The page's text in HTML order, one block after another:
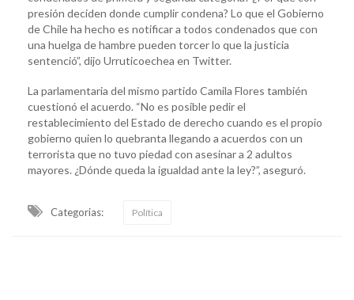
presión deciden donde cumplir condena? Lo que el Gobierno
de Chile ha hecho es notificar a todos condenados que con
una huelga de hambre pueden torcer lo que la justicia
sentenció”, dijo Urruticoechea en Twitter.
La parlamentaria del mismo partido Camila Flores también
cuestionó el acuerdo. “No es posible pedir el
restablecimiento del Estado de derecho cuando es el propio
gobierno quien lo quebranta llegando a acuerdos con un
terrorista que no tuvo piedad con asesinar a 2 adultos
mayores. ¿Dónde queda la igualdad ante la ley?”, aseguró.
Categorias: Política